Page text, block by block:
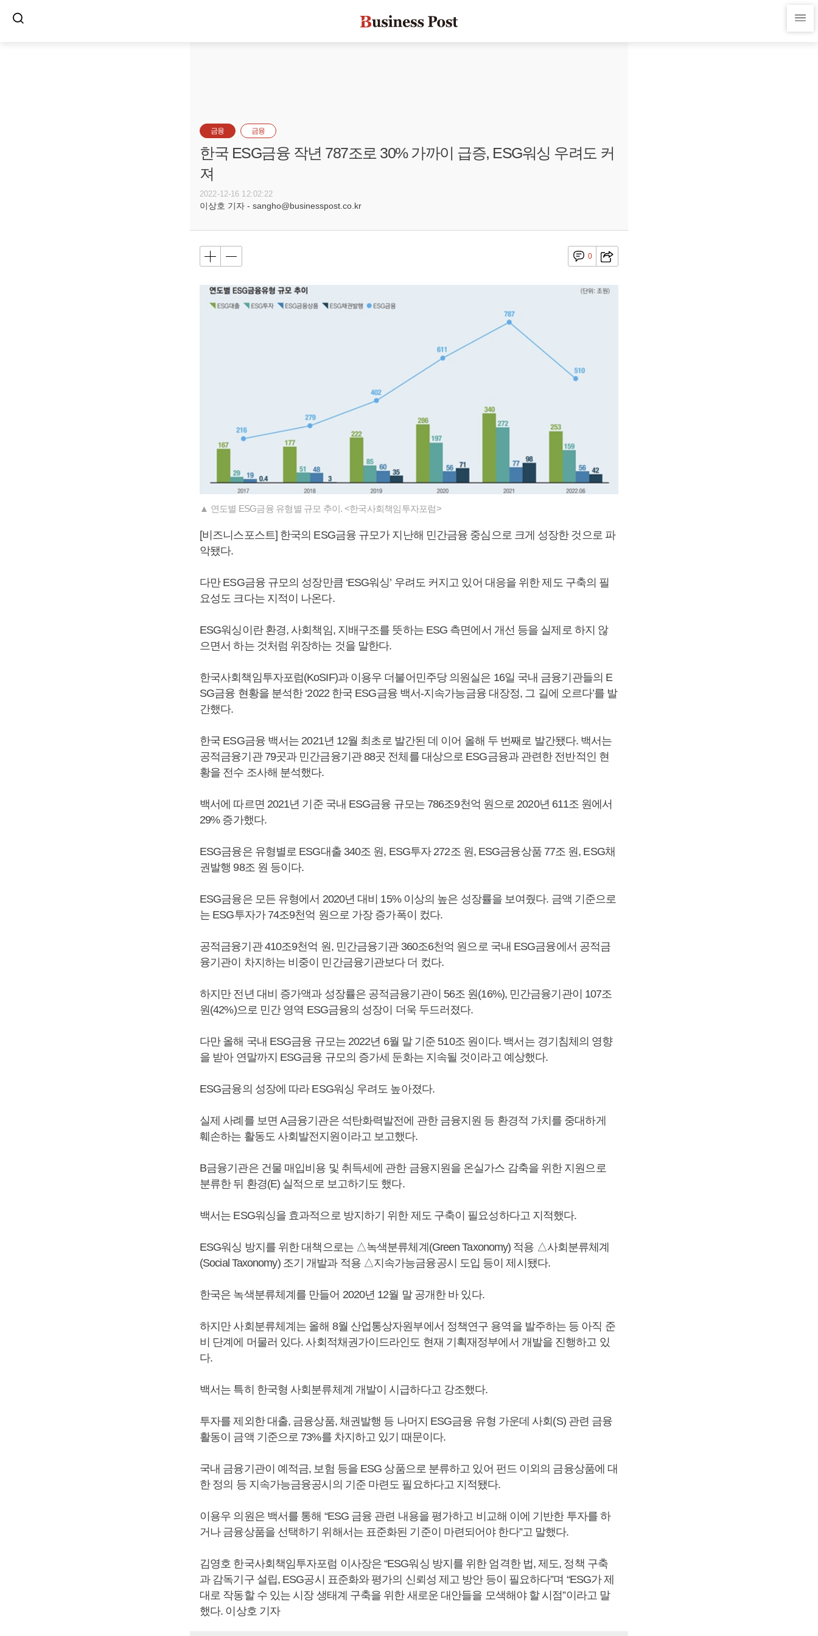
금융 금융
한국 ESG금융 작년 787조로 30% 가까이 급증, ESG워싱 우려도 커
져
2022-12-16 12:02:22
이상호 기자 - sangho@businesspost.co.kr
0
▲ 연도별 ESG금융 유형별 규모 추이. <한국사회책임투자포럼>
[비즈니스포스트] 한국의 ESG금융 규모가 지난해 민간금융 중심으로 크게 성장한 것으로 파
악됐다.
다만 ESG금융 규모의 성장만큼 ‘ESG워싱’ 우려도 커지고 있어 대응을 위한 제도 구축의 필
요성도 크다는 지적이 나온다.
ESG워싱이란 환경, 사회책임, 지배구조를 뜻하는 ESG 측면에서 개선 등을 실제로 하지 않
으면서 하는 것처럼 위장하는 것을 말한다.
한국사회책임투자포럼(KoSIF)과 이용우 더불어민주당 의원실은 16일 국내 금융기관들의 E
SG금융 현황을 분석한 ‘2022 한국 ESG금융 백서-지속가능금융 대장정, 그 길에 오르다’를 발
간했다.
한국 ESG금융 백서는 2021년 12월 최초로 발간된 데 이어 올해 두 번째로 발간됐다. 백서는
공적금융기관 79곳과 민간금융기관 88곳 전체를 대상으로 ESG금융과 관련한 전반적인 현
황을 전수 조사해 분석했다.
백서에 따르면 2021년 기준 국내 ESG금융 규모는 786조9천억 원으로 2020년 611조 원에서
29% 증가했다.
ESG금융은 유형별로 ESG대출 340조 원, ESG투자 272조 원, ESG금융상품 77조 원, ESG채
권발행 98조 원 등이다.
ESG금융은 모든 유형에서 2020년 대비 15% 이상의 높은 성장률을 보여줬다. 금액 기준으로
는 ESG투자가 74조9천억 원으로 가장 증가폭이 컸다.
공적금융기관 410조9천억 원, 민간금융기관 360조6천억 원으로 국내 ESG금융에서 공적금
융기관이 차지하는 비중이 민간금융기관보다 더 컸다.
하지만 전년 대비 증가액과 성장률은 공적금융기관이 56조 원(16%), 민간금융기관이 107조
원(42%)으로 민간 영역 ESG금융의 성장이 더욱 두드러졌다.
다만 올해 국내 ESG금융 규모는 2022년 6월 말 기준 510조 원이다. 백서는 경기침체의 영향
을 받아 연말까지 ESG금융 규모의 증가세 둔화는 지속될 것이라고 예상했다.
ESG금융의 성장에 따라 ESG워싱 우려도 높아졌다.
실제 사례를 보면 A금융기관은 석탄화력발전에 관한 금융지원 등 환경적 가치를 중대하게
훼손하는 활동도 사회발전지원이라고 보고했다.
B금융기관은 건물 매입비용 및 취득세에 관한 금융지원을 온실가스 감축을 위한 지원으로
분류한 뒤 환경(E) 실적으로 보고하기도 했다.
백서는 ESG워싱을 효과적으로 방지하기 위한 제도 구축이 필요성하다고 지적했다.
ESG워싱 방지를 위한 대책으로는 △녹색분류체계(Green Taxonomy) 적용 △사회분류체계
(Social Taxonomy) 조기 개발과 적용 △지속가능금융공시 도입 등이 제시됐다.
한국은 녹색분류체계를 만들어 2020년 12월 말 공개한 바 있다.
하지만 사회분류체계는 올해 8월 산업통상자원부에서 정책연구 용역을 발주하는 등 아직 준
비 단계에 머물러 있다. 사회적채권가이드라인도 현재 기획재정부에서 개발을 진행하고 있
다.
백서는 특히 한국형 사회분류체계 개발이 시급하다고 강조했다.
투자를 제외한 대출, 금융상품, 채권발행 등 나머지 ESG금융 유형 가운데 사회(S) 관련 금융
활동이 금액 기준으로 73%를 차지하고 있기 때문이다.
국내 금융기관이 예적금, 보험 등을 ESG 상품으로 분류하고 있어 펀드 이외의 금융상품에 대
한 정의 등 지속가능금융공시의 기준 마련도 필요하다고 지적됐다.
이용우 의원은 백서를 통해 “ESG 금융 관련 내용을 평가하고 비교해 이에 기반한 투자를 하
거나 금융상품을 선택하기 위해서는 표준화된 기준이 마련되어야 한다”고 말했다.
김영호 한국사회책임투자포럼 이사장은 “ESG워싱 방지를 위한 엄격한 법, 제도, 정책 구축
과 감독기구 설립, ESG공시 표준화와 평가의 신뢰성 제고 방안 등이 필요하다”며 “ESG가 제
대로 작동할 수 있는 시장 생태계 구축을 위한 새로운 대안들을 모색해야 할 시점”이라고 말
했다. 이상호 기자